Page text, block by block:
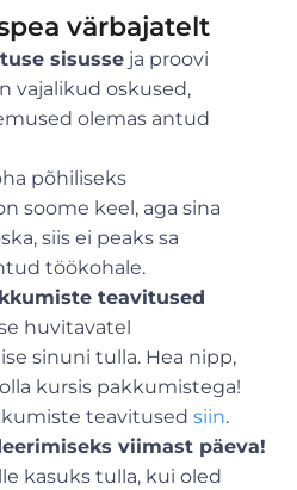
värbajatelt
sisusse ja proovi
vajalikud oskused,
olemas antud
põhiliseks
soome keel, aga sina
siis ei peaks sa
töökohale.
teavitused
huvitavatel
sinuni tulla. Hea nipp,
kursis pakkumistega!
teavitused siin.
viimast päeva!
kasuks tulla, kui oled